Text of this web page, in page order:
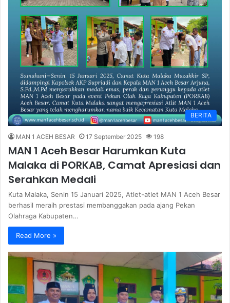
BERITA
MAN 1 ACEH BESAR 17 September 2025 198
MAN 1 Aceh Besar Harumkan Kuta
Malaka di PORKAB, Camat Apresiasi dan
Serahkan Medali
Kuta Malaka, Senin 15 Januari 2025, Atlet-atlet MAN 1 Aceh Besar
berhasil meraih prestasi membanggakan pada ajang Pekan
Olahraga Kabupaten…
Read More »